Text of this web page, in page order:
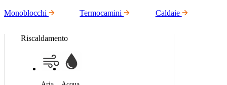
Monoblocchi Termocamini Caldaie
Riscaldamento